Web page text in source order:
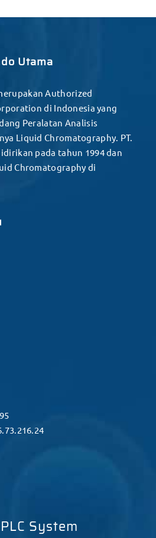
Utama
Authorized
di Indonesia yang
Peralatan Analisis
Liquid Chromatography. PT.
pada tahun 1994 dan
Chromatography di
System